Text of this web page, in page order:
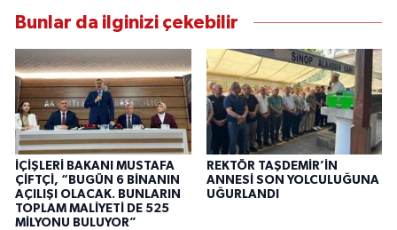
Bunlar da ilginizi çekebilir
İÇİŞLERİ BAKANI MUSTAFA
ÇİFTÇİ, “BUGÜN 6 BİNANIN
AÇILIŞI OLACAK. BUNLARIN
TOPLAM MALİYETİ DE 525
MİLYONU BULUYOR”
REKTÖR TAŞDEMİR’İN
ANNESİ SON YOLCULUĞUNA
UĞURLANDI